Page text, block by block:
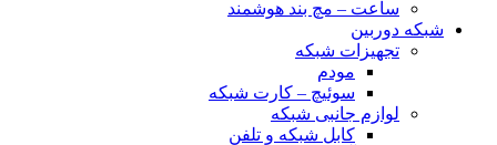
ساعت – مچ بند هوشمند
شبکه دوربین
تجهیزات شبکه
مودم
سوئیچ – کارت شبکه
لوازم جانبی شبکه
کابل شبکه و تلفن